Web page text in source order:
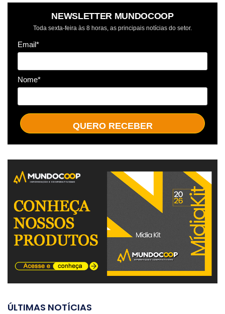
NEWSLETTER MUNDOCOOP
Toda sexta-feira às 8 horas, as principais notícias do setor.
Email*
Nome*
QUERO RECEBER
ÚLTIMAS NOTÍCIAS